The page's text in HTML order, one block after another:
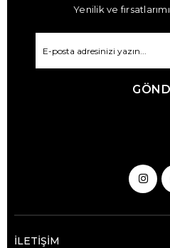
Yenilik ve
İLETİŞİM